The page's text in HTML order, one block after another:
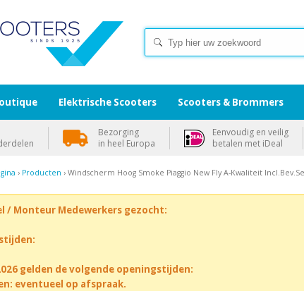
› Producten › Windscherm Hoog Smoke Piaggio New Fly A-Kwaliteit
/ Monteur Medewerkers gezocht:
gelden de volgende openingstijden:
eventueel op afspraak.
Elektrische Scooters Scooters & Brommers
Bezorging
in heel Europa
Eenvoudig en veilig
betalen met iDeal